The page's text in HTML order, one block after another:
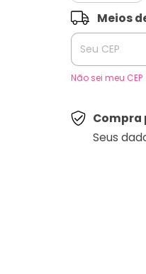
Entregas para o
Meios
Não sei meu CEP
Compra
Seus